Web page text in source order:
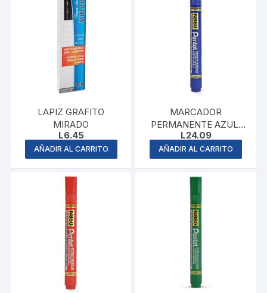
LAPIZ GRAFITO
MIRADO
L6.45
AÑADIR AL CARRITO
MARCADOR
PERMANENTE AZUL,
PENTEL
L24.09
AÑADIR AL CARRITO